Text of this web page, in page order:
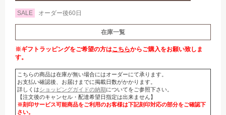
SALE オーダー後60日
在庫一覧
※ギフトラッピングをご希望の方はこちらからご購入をお願い致しま
す。
こちらの商品は在庫が無い場合にはオーダーにて承ります。
お支払い確認後、お届けまでに掲載日数がかかります。
詳しくはショッピングガイドの納期についてをご参照下さい。
【注文後のキャンセル・配達希望日指定は出来ません】
※刻印サービス可能商品をご利用のお客様は下記刻印対応の部分をご確認下
さい。